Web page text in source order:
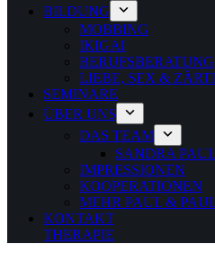
BILDUNG
MOBBING
IKIGAI
BERUFSBERATUNG
LIEBE, SEX &
SEMINARE
ÜBER UNS
DAS TEAM
SANDRA PAUL
IMPRESSIONEN
KOOPERATIONEN
MEHR PAUL &
KONTAKT
THERAPIE